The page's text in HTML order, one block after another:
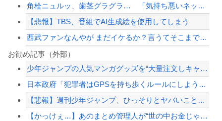
角栓ニュルッ、歯茎グラグラ… 「気持ち悪いネット広告」への苦情が急増
【悲報】TBS、番組でAI生成絵を使用してしまう
西武ファンなんやが まだイケるか？言うてそこまで深刻な状況ちゃうよな？
高市政権「減税します」→財源「これから考えます」
【物議】倉田真由美さん「警官を非難する人間は、一体誰の命を守りたいのか」
「コンビニ、馬鹿にすんなよ」→あのオーナー夫婦、不起訴ｗｗｗｗｗｗｗｗｗ
【配信者】「金バエ」のSNS更新が1週間途絶え、様々な憶測が飛び交う。1週間ぶり...
お勧め記事（外部）
少年ジャンプの人気マンガグッズを“大量注文しキャンセル”繰り返したか 女逮捕 総...
日本政府「犯罪者はGPSを持ち歩くルールにしよう。強制は可哀想🥺」
【悲報】週刊少年ジャンプ、ひっそりとヤバいことになっていた・・・
【かっけぇ…】あのまとめ管理人が“世の中お金じゃない”に共感‥‥「お金で忖度ばか...